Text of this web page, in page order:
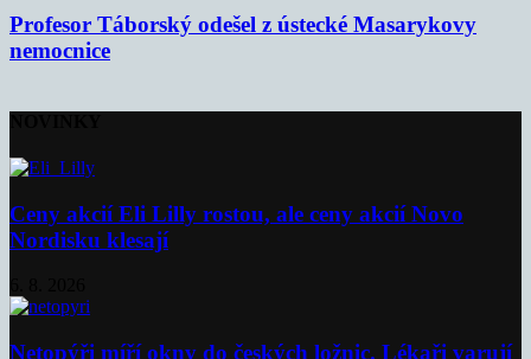
Profesor Táborský odešel z ústecké Masarykovy
nemocnice
Ceny akcií Eli Lilly rostou, ale ceny akcií Novo
Nordisku klesají
Netopýři míří okny do českých ložnic. Lékaři varují